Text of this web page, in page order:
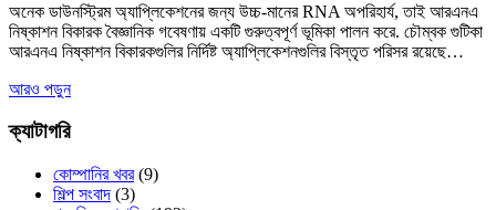
অনেক ডাউনস্ট্রিম অ্যাপ্লিকেশনের জন্য উচ্চ-মানের RNA অপরিহার্য, তাই আরএনএ
নিষ্কাশন বিকারক বৈজ্ঞানিক গবেষণায় একটি গুরুত্বপূর্ণ ভূমিকা পালন করে. চৌম্বক গুটিকা
আরএনএ নিষ্কাশন বিকারকগুলির নির্দিষ্ট অ্যাপ্লিকেশনগুলির বিস্তৃত পরিসর রয়েছে…
আরও পড়ুন
ক্যাটাগরি
কোম্পানির খবর(9)
শিল্প সংবাদ (3)